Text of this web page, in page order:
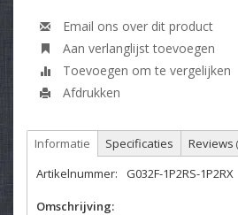
Email ons over dit product
Aan verlanglijst toevoegen
Toevoegen om te vergelijken
Afdrukken
Informatie Specificaties Reviews
Artikelnummer: G032F-1P2RS-1P2RX
Omschrijving: